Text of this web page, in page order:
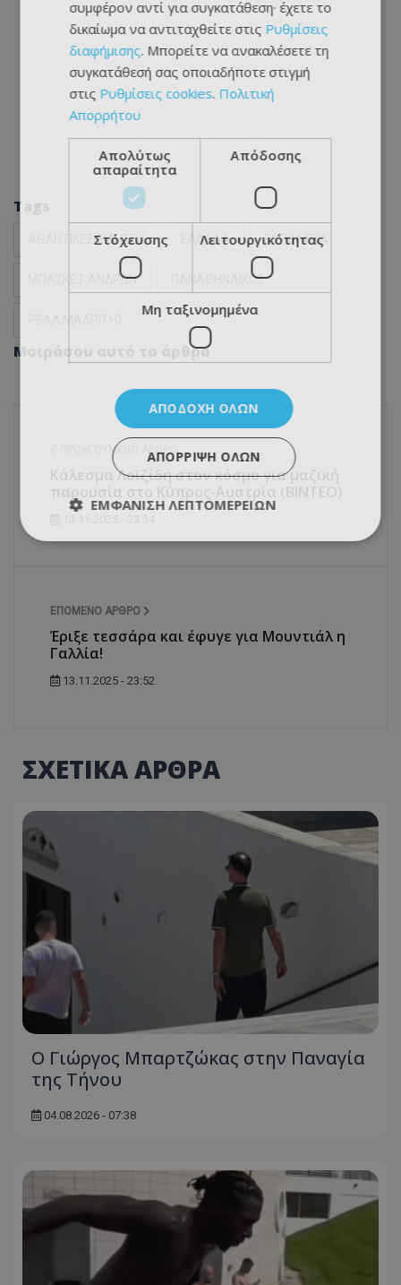
Tags
ΑΘΛΗΤΙΚΕΣ ΕΙΔΗΣΕΙΣ ΕΛΛΑΔΑ ΕΥΡΩΛΙΓΚΑ
ΜΠΑΣΚΕΤ ΑΝΔΡΩΝ ΠΑΝΑΘΗΝΑΙΚΟΣ
Μοιράσου αυτό το άρθρο
ΠΡΟΗΓΟΎΜΕΝΟ ΆΡΘΡΟ
Κάλεσμα Λοϊζίδη στον κόσμο για μαζική
ΕΠΌΜΕΝΟ ΆΡΘΡΟ
Έριξε τεσσάρα και έφυγε για Μουντιάλ η
Γαλλία!
13.11.2025 - 23:52
ΣΧΕΤΙΚΑ ΑΡΘΡΑ
Ο Γιώργος Μπαρτζώκας στην Παναγία
της Τήνου
04.08.2026 - 07:38
συμφέρον αντί για συγκατάθεση· έχετε το
δικαίωμα να αντιταχθείτε στις Ρυθμίσεις
διαφήμισης. Μπορείτε να ανακαλέσετε τη
συγκατάθεσή σας οποιαδήποτε στιγμή
στις Ρυθμίσεις cookies. Πολιτική
Απορρήτου
Απολύτως
απαραίτητα
Απόδοσης
Στόχευσης Λειτουργικότητας
Μη ταξινομημένα
ΑΠΟΔΟΧΉ ΌΛΩΝ
ΑΠΌΡΡΙΨΗ ΌΛΩΝ
ΕΜΦΆΝΙΣΗ ΛΕΠΤΟΜΕΡΕΙΏΝ